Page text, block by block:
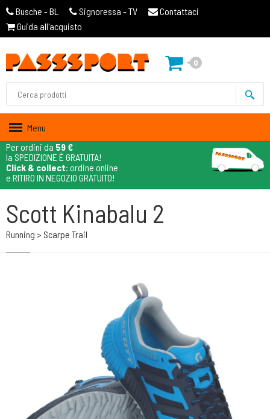
Busche - BL Signoressa - TV
Contattaci
Guida all'acquisto
0
Menu
Per ordini da 59 €
la SPEDIZIONE È GRATUITA!
Click & collect: ordine online
e RITIRO IN NEGOZIO GRATUITO!
Scott Kinabalu 2
Running > Scarpe Trail